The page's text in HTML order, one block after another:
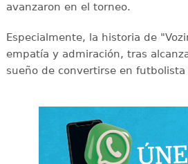
avanzaron en el torneo.
Especialmente, la historia de
empatía y admiración, tras
sueño de convertirse en